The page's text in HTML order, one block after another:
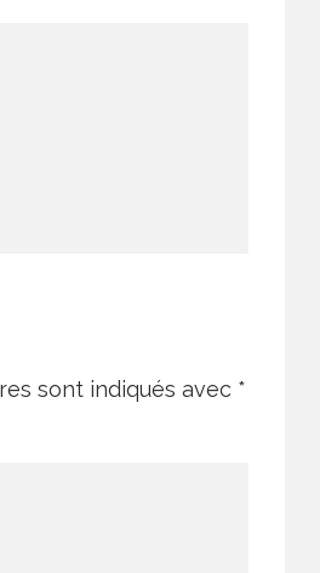
sont indiqués avec *